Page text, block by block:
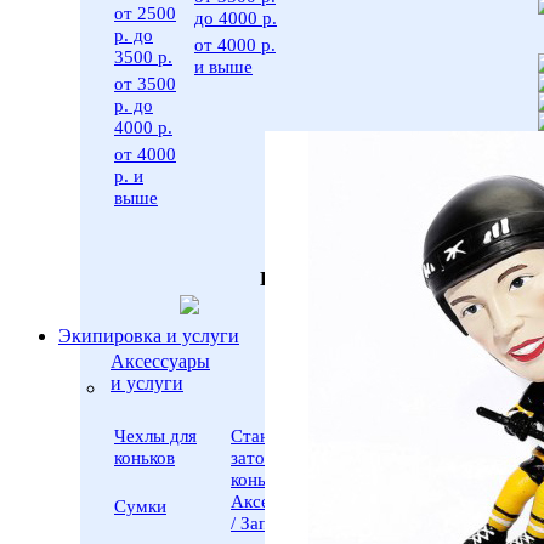
от 2500
р. до
3500 р.
от 3500
р. до
4000 р.
от 4000
р. и
выше
до 4000 р.
от 4000 р.
и выше
По производителю
Экипировка и услуги
Аксессуары
и услуги
Чехлы для
коньков
Сумки
Станки для
заточки
коньков /
Аксессуары
/ Запчасти